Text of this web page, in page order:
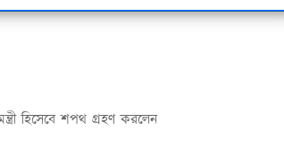
হিসেবে শপথ গ্রহণ করলেন